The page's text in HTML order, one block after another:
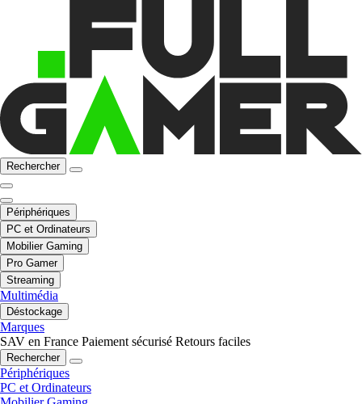
Rechercher
Périphériques
PC et Ordinateurs
Mobilier Gaming
Pro Gamer
Streaming
Multimédia
Déstockage
Marques
SAV en France Paiement sécurisé Retours faciles
Rechercher
Périphériques
PC et Ordinateurs